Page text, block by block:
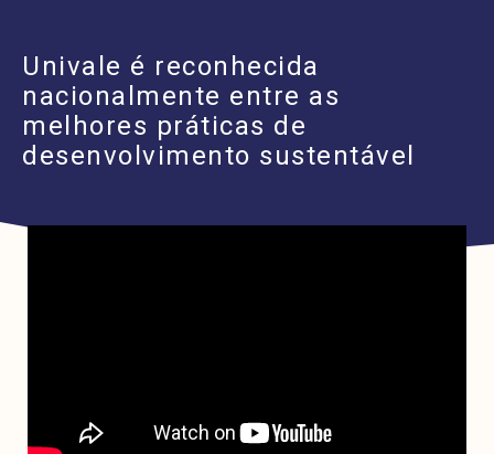
Univale é reconhecida
nacionalmente entre as
melhores práticas de
desenvolvimento sustentável